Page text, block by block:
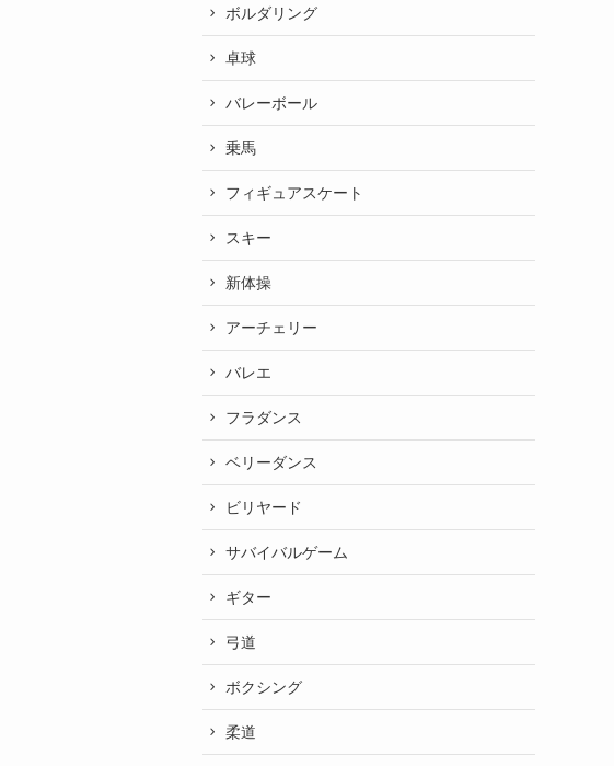
ボルダリング
卓球
バレーボール
乗馬
フィギュアスケート
スキー
新体操
アーチェリー
バレエ
フラダンス
ベリーダンス
ビリヤード
サバイバルゲーム
ギター
弓道
ボクシング
柔道